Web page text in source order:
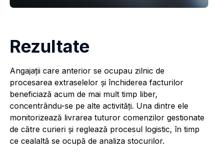
Rezultate
Angajaţii care anterior se ocupau zilnic de
procesarea extraselelor și închiderea facturilor
beneficiază acum de mai mult timp liber,
concentrându-se pe alte activități. Una dintre ele
monitorizează livrarea tuturor comenzilor gestionate
de către curieri și reglează procesul logistic, în timp
ce cealaltă se ocupă de analiza stocurilor.